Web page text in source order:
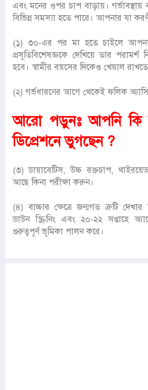
এবং মনের ওপর চাপ বাড়ায়। গর্ভাবস্থায়
বিভিন্ন সমস্যা হতে পারে। আপনার যা
(১) ৩০-এর পর মা হতে চাইলে
প্রসূতিবিশেষজ্ঞকে দেখিয়ে তার পরামর্শ
হবে। স্বামীর বয়সের দিকেও খেয়াল
(২) গর্ভধারণের আগে থেকেই ফলিক
আরো পড়ুনঃআপনি কি
ডিপ্রেশনে ভুগছেন ?
(৩) ডায়াবেটিস, উচ্চ রক্তচাপ,
আছে কিনা পরীক্ষা করুন।
(৪) বাচ্চার ক্ষেত্রে জন্মগত ত্রুটি
ডাউন স্ক্রিনিং এবং ২০-২২ সপ্তাহে
গুরুত্বপূর্ণ ভূমিকা পালন করে।